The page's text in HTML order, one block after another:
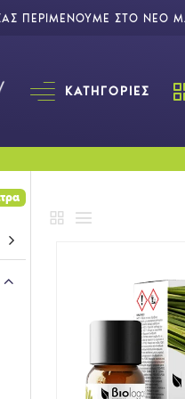
ΠΕΡΙΜΕΝΟΥΜΕ ΣΤΟ ΝΕΟ
ΚΑΤΗΓΟΡΊΕΣ